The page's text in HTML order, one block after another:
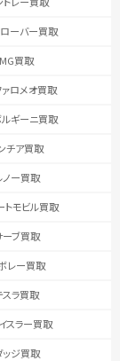
ローバー買取
MG買取
ァロメオ買取
ルギーニ買取
チア買取
ノー買取
トモビル買取
ーブ買取
レー買取
スラ買取
スラー買取
ッジ買取